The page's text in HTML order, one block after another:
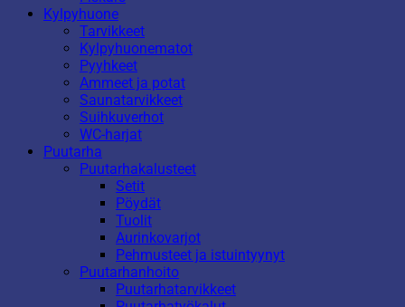
Kylpyhuone
Tarvikkeet
Kylpyhuonematot
Pyyhkeet
Ammeet ja potat
Saunatarvikkeet
Suihkuverhot
WC-harjat
Puutarha
Puutarhakalusteet
Setit
Pöydät
Tuolit
Aurinkovarjot
Pehmusteet ja istuintyynyt
Puutarhanhoito
Puutarhatarvikkeet